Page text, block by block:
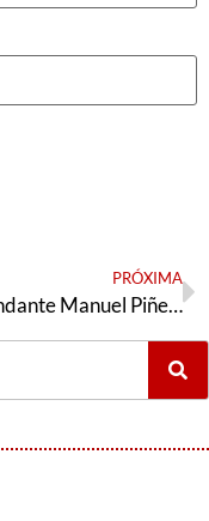
PRÓXIMA
Comandante Manuel Piñeiro: jefe, maestro y amigo